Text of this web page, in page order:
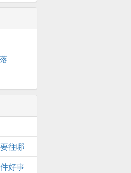
往哪
好事